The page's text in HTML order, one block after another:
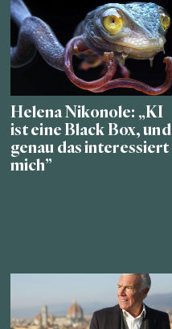
Helena Nikonole: „KI
ist eine Black Box, und
genau das interessiert
mich”